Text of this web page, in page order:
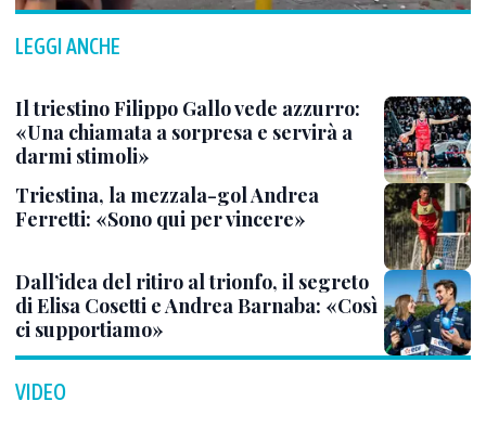
LEGGI ANCHE
Il triestino Filippo Gallo vede azzurro:
«Una chiamata a sorpresa e servirà a
darmi stimoli»
Triestina, la mezzala-gol Andrea
Ferretti: «Sono qui per vincere»
Dall’idea del ritiro al trionfo, il segreto
di Elisa Cosetti e Andrea Barnaba: «Così
ci supportiamo»
VIDEO